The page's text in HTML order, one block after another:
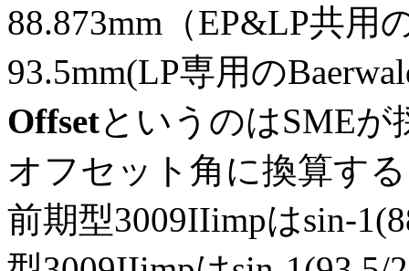
88.873mm（EP&LP共用
93.5mm(LP専用の
OffsetというのはSME
オフセット角に換算す
前期型3009IIimpはsin-